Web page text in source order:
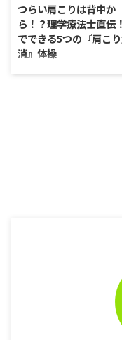
つらい肩こりは背中か
ら！？理学療法士直伝
でできる5つの『肩こ
消』体操
10年のデータに関して）
厚生労働省ホームページ（